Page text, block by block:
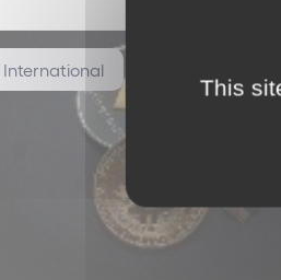
International
This